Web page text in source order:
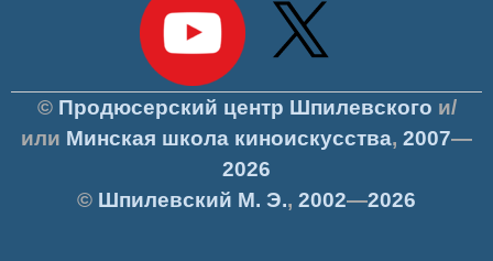
© Продюсерский центр Шпилевского и/
или Минская школа киноискусства, 2007—
2026
© Шпилевский М. Э., 2002—2026